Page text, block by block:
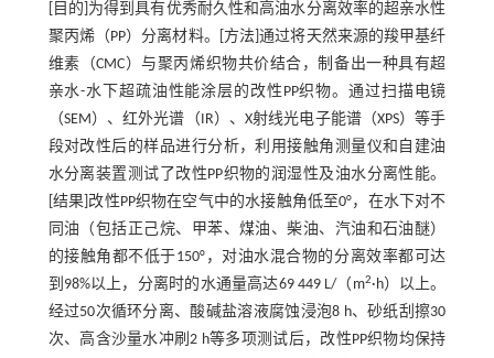
[目的]为得到具有优秀耐久性和高油水分离效率的超亲水性
聚丙烯（PP）分离材料。[方法]通过将天然来源的羧甲基纤
维素（CMC）与聚丙烯织物共价结合，制备出一种具有超
亲水-水下超疏油性能涂层的改性PP织物。通过扫描电镜
（SEM）、红外光谱（IR）、X射线光电子能谱（XPS）等手
段对改性后的样品进行分析，利用接触角测量仪和自建油
水分离装置测试了改性PP织物的润湿性及油水分离性能。
[结果]改性PP织物在空气中的水接触角低至0°，在水下对不
同油（包括正己烷、甲苯、煤油、柴油、汽油和石油醚）
的接触角都不低于150°，对油水混合物的分离效率都可达
到98%以上，分离时的水通量高达69 449 L/（m2·h）以上。
经过50次循环分离、酸碱盐溶液腐蚀浸泡8 h、砂纸刮擦30
次、高含沙量水冲刷2 h等多项测试后，改性PP织物均保持